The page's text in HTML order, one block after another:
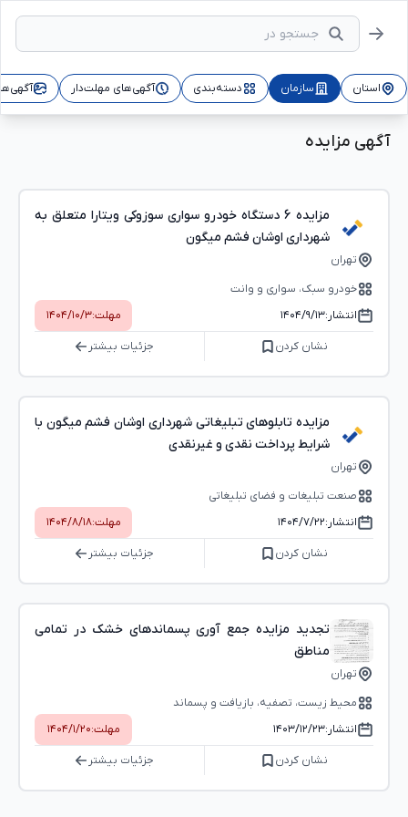
استان سازمان دسته‌بندی آگهی‌های مهلت‌دار
آگهی مزایده
مزایده 6 دستگاه خودرو سواری سوزوکی ویتارا متعلق به
شهرداری اوشان فشم میگون
تهران
خودرو سبک، سواری و وانت
انتشار:۱۴۰۴/۹/۱۳ مهلت:۱۴۰۴/۱۰/۳
نشان کردن جزئیات بیشتر
مزایده تابلوهای تبلیغاتی شهرداری اوشان فشم میگون با
شرایط پرداخت نقدی و غیرنقدی
تهران
صنعت تبلیغات و فضای تبلیغاتی
انتشار:۱۴۰۴/۷/۲۲ مهلت:۱۴۰۴/۸/۱۸
نشان کردن جزئیات بیشتر
تجدید مزایده جمع آوری پسماندهای خشک در تمامی
مناطق
تهران
محیط زیست، تصفیه، بازیافت و پسماند
انتشار:۱۴۰۳/۱۲/۲۳ مهلت:۱۴۰۴/۱/۲۰
نشان کردن جزئیات بیشتر